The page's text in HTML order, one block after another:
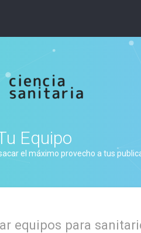
Equipo
el máximo provecho a tus
equipos para